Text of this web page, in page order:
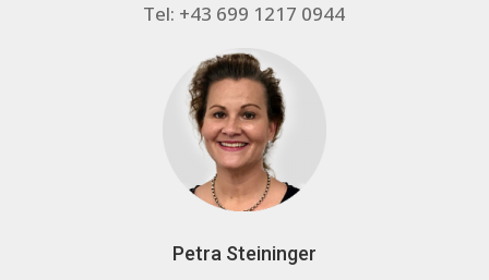
Tel: +43 699 1217 0944
Petra Steininger